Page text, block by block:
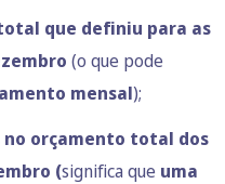
que definiu para as
(o que pode
mensal);
orçamento total dos
(significa que uma